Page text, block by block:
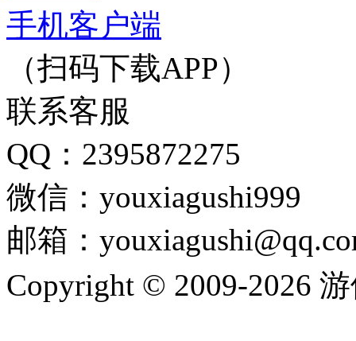
手机客户端
（扫码下载APP）
联系客服
QQ：2395872275
微信：youxiagushi999
邮箱：
Copyright © 2009-2026